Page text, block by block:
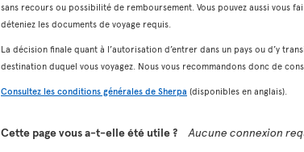
sans recours ou possibilité de remboursement. Vous pouvez aussi vous
déteniez les documents de voyage requis.
La décision finale quant à l’autorisation d’entrer dans un pays ou d’y
destination duquel vous voyagez. Nous vous recommandons donc de
Consultez les conditions générales de Sherpa (disponibles en anglais).
Cette page vous a-t-elle été utile ? Aucune connexion